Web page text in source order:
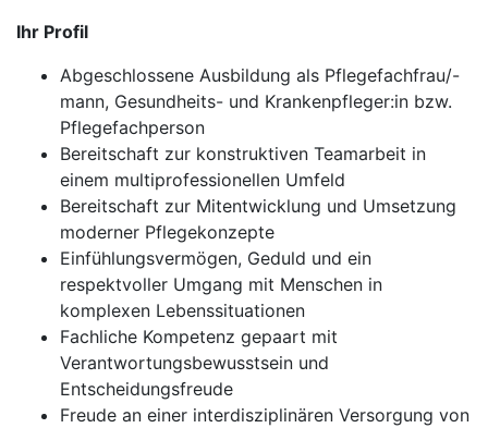
Ihr Profil
Abgeschlossene Ausbildung als Pflegefachfrau/-
mann, Gesundheits- und Krankenpfleger:in bzw.
Pflegefachperson
Bereitschaft zur konstruktiven Teamarbeit in
einem multiprofessionellen Umfeld
Bereitschaft zur Mitentwicklung und Umsetzung
moderner Pflegekonzepte
Einfühlungsvermögen, Geduld und ein
respektvoller Umgang mit Menschen in
komplexen Lebenssituationen
Fachliche Kompetenz gepaart mit
Verantwortungsbewusstsein und
Entscheidungsfreude
Freude an einer interdisziplinären Versorgung von